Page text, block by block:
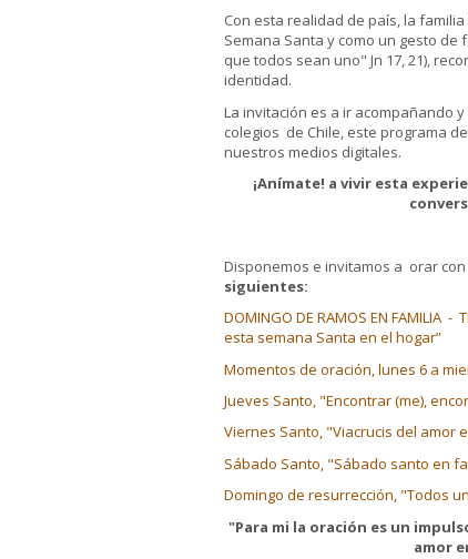
Con esta realidad de país, la
Semana Santa y como un gesto
que todos sean uno" Jn 17, 21),
identidad.
La invitación es a ir acompañando
colegios de Chile, este programa
nuestros medios digitales.
¡Anímate! a vivir esta
Disponemos e invitamos a orar
siguientes:
DOMINGO DE RAMOS EN FAMILIA
esta semana Santa en el hogar”
Momentos de oración, lunes 6 a
Jueves Santo, "Encontrar (me),
Viernes Santo, "Viacrucis del amor
Sábado Santo, "Sábado santo en
Domingo de resurrección, "Todos
"Para mi la oración es un
amor